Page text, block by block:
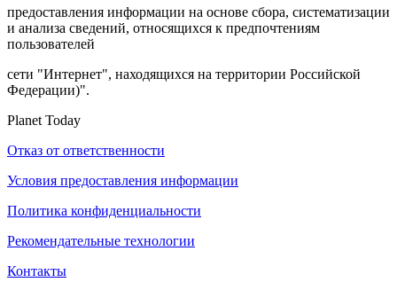
предоставления информации на основе сбора, систематизации
и анализа сведений, относящихся к предпочтениям
пользователей
сети "Интернет", находящихся на территории Российской
Федерации)".
Planet Today
Отказ от ответственности
Условия предоставления информации
Политика конфиденциальности
Рекомендательные технологии
Контакты